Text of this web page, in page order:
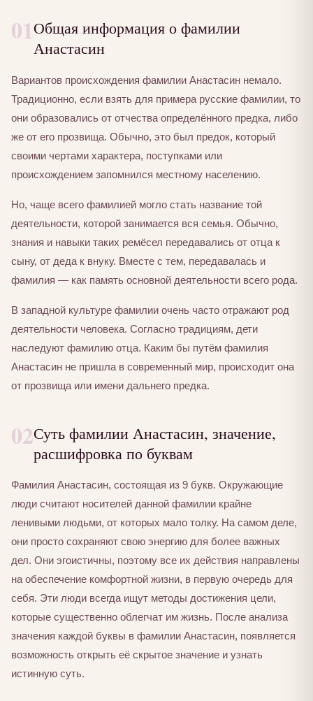
01Общая информация о фамилии
Анастасин
Вариантов происхождения фамилии Анастасин немало.
Традиционно, если взять для примера русские фамилии, то
они образовались от отчества определённого предка, либо
же от его прозвища. Обычно, это был предок, который
своими чертами характера, поступками или
происхождением запомнился местному населению.
Но, чаще всего фамилией могло стать название той
деятельности, которой занимается вся семья. Обычно,
знания и навыки таких ремёсел передавались от отца к
сыну, от деда к внуку. Вместе с тем, передавалась и
фамилия — как память основной деятельности всего рода.
В западной культуре фамилии очень часто отражают род
деятельности человека. Согласно традициям, дети
наследуют фамилию отца. Каким бы путём фамилия
Анастасин не пришла в современный мир, происходит она
от прозвища или имени дальнего предка.
02Суть фамилии Анастасин, значение,
расшифровка по буквам
Фамилия Анастасин, состоящая из 9 букв. Окружающие
люди считают носителей данной фамилии крайне
ленивыми людьми, от которых мало толку. На самом деле,
они просто сохраняют свою энергию для более важных
дел. Они эгоистичны, поэтому все их действия направлены
на обеспечение комфортной жизни, в первую очередь для
себя. Эти люди всегда ищут методы достижения цели,
которые существенно облегчат им жизнь. После анализа
значения каждой буквы в фамилии Анастасин, появляется
возможность открыть её скрытое значение и узнать
истинную суть.